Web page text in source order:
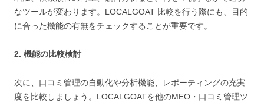
なツールが変わります。LOCALGOAT 比較を行う際にも、目的
に合った機能の有無をチェックすることが重要です。
2. 機能の比較検討
次に、口コミ管理の自動化や分析機能、レポーティングの充実
度を比較しましょう。LOCALGOATを他のMEO・口コミ管理ツ